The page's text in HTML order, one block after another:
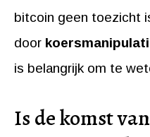
bitcoin geen toezicht
door
is belangrijk om te
Is de komst